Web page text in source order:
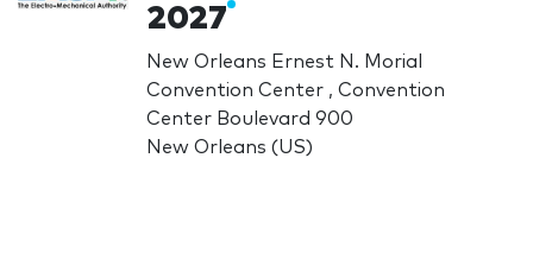
2027
New Orleans Ernest N. Morial
Convention Center , Convention
Center Boulevard 900
New Orleans (US)